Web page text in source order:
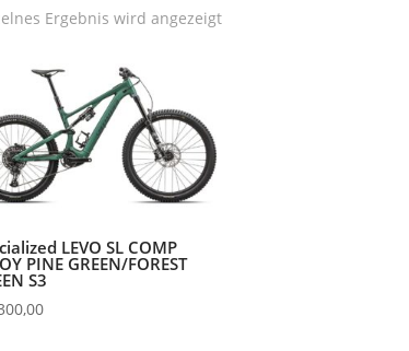
Ergebnis wird angezeigt
LEVO SL COMP
PINE GREEN/FOREST
S3